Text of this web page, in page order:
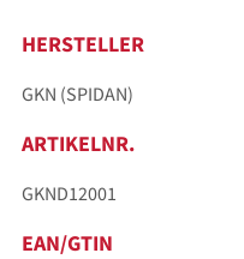
HERSTELLER
GKN (SPIDAN)
ARTIKELNR.
GKND12001
EAN/GTIN